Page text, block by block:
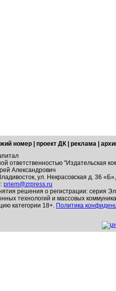
номер проект ДК реклама
ответственностью "Издательская
Александрович
ул. Некрасовская д. 36
priem@zrpress.ru
решения о регистрации: серия
технологий и массовых
категории 18+. Политика